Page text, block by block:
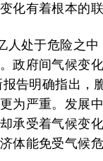
化有着根本的
人处于危险之中
政府间气候变
报告明确指出，
为严重。发展
承受着气候变
体能免受气候